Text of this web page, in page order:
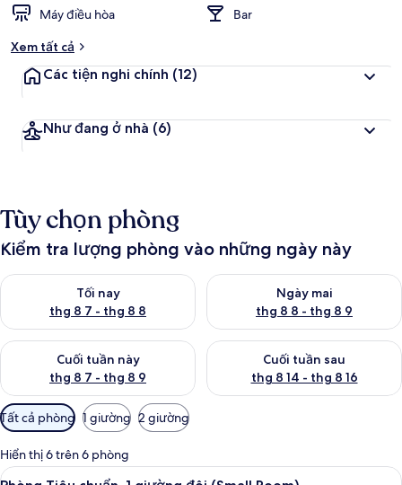
Máy điều hòa
Bar
Xem tất cả
Các tiện nghi chính (12)
Như đang ở nhà (6)
Tùy chọn phòng
Kiểm tra lượng phòng vào những ngày này
Tối nay
thg 8 7 - thg 8 8
Kiểm tra lượng phòng tối nay từ thg 8 7 - thg 8 8
Ngày mai
thg 8 8 - thg 8 9
Kiểm tra lượng phòng ngày
Cuối tuần này
thg 8 7 - thg 8 9
Kiểm tra lượng phòng cuối tuần này từ thg 8 7 - thg 8 9
Cuối tuần sau
thg 8 14 - thg 8 16
Kiểm tra lượng phòng cuối
Bộ
lọc
có
thể
Tất cả phòng 1 giường 2 giường
Hiển thị 6 trên 6 phòng
Xem